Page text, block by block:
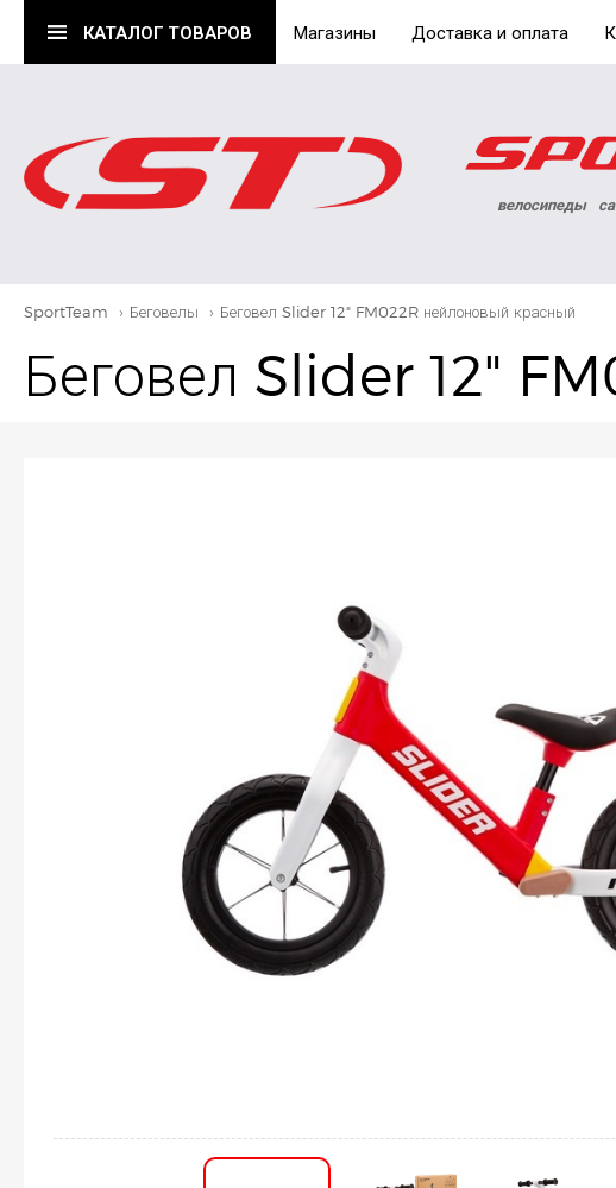
КАТАЛОГ ТОВАРОВ Магазины Доставка и оплата
велосипеды
SportTeam › Беговелы › Беговел Slider 12" FM022R нейлоновый красный
Беговел Slider 12"